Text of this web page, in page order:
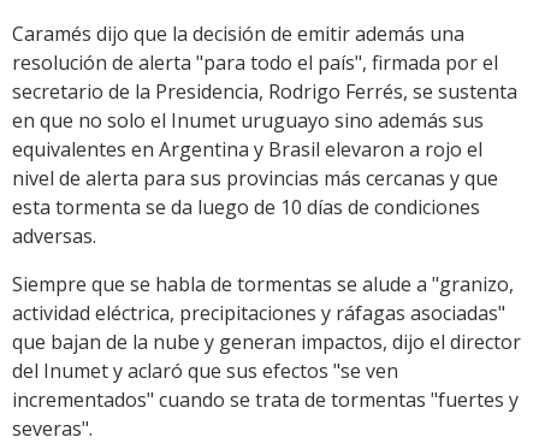
Caramés dijo que la decisión de emitir además una
resolución de alerta "para todo el país", firmada por el
secretario de la Presidencia, Rodrigo Ferrés, se sustenta
en que no solo el Inumet uruguayo sino además sus
equivalentes en Argentina y Brasil elevaron a rojo el
nivel de alerta para sus provincias más cercanas y que
esta tormenta se da luego de 10 días de condiciones
adversas.
Siempre que se habla de tormentas se alude a "granizo,
actividad eléctrica, precipitaciones y ráfagas asociadas"
que bajan de la nube y generan impactos, dijo el director
del Inumet y aclaró que sus efectos "se ven
incrementados" cuando se trata de tormentas "fuertes y
severas".